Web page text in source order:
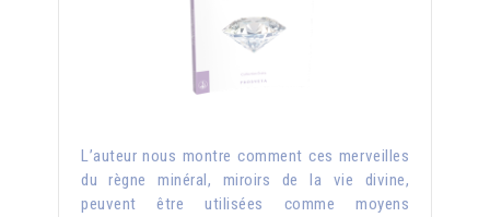
L’auteur nous montre comment ces merveilles
du règne minéral, miroirs de la vie divine,
peuvent être utilisées comme moyens